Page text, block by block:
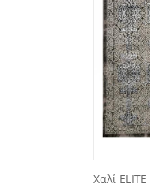
Χαλί